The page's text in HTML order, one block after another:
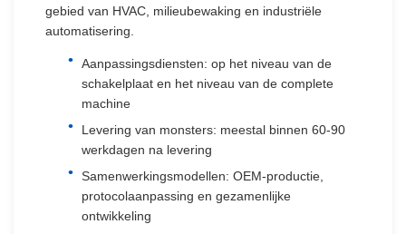
gebied van HVAC, milieubewaking en industriële
automatisering.
Aanpassingsdiensten: op het niveau van de
schakelplaat en het niveau van de complete
machine
Levering van monsters: meestal binnen 60-90
werkdagen na levering
Samenwerkingsmodellen: OEM-productie,
protocolaanpassing en gezamenlijke
ontwikkeling